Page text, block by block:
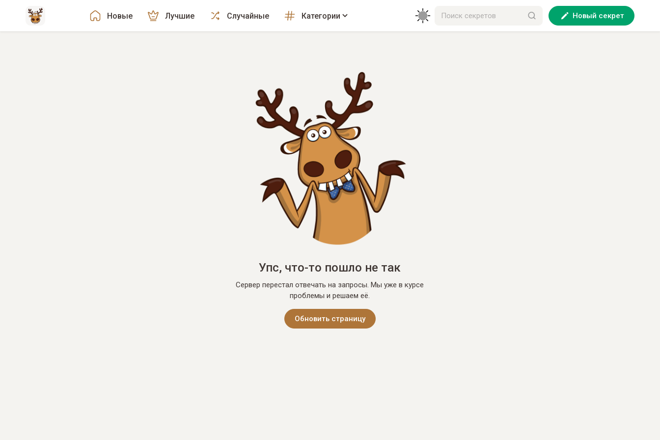
Новые Лучшие Случайные Категории Новый секрет
Упс, что-то пошло не так
Сервер перестал отвечать на запросы. Мы уже в курсе
проблемы и решаем её.
Обновить страницу